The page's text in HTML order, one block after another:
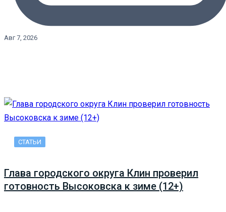
Авг 7, 2026
СТАТЬИ
Глава городского округа Клин проверил
готовность Высоковска к зиме (12+)